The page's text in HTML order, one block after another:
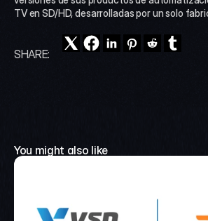
TV en SD/HD, desarrolladas por un solo
SHARE:
You might also like